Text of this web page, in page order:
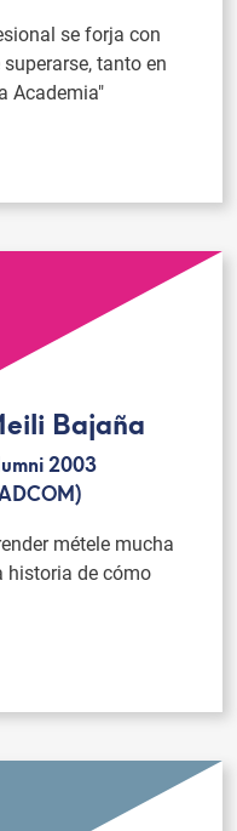
se forja con
tanto en
Academia"
Bajaña
2003
métele mucha
historia de cómo